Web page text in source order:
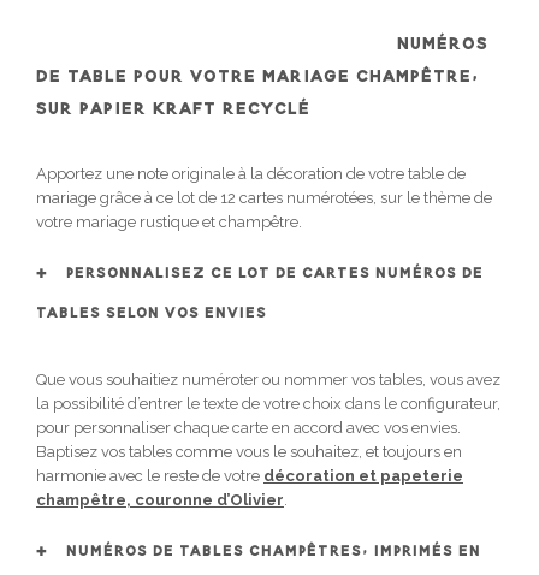
NUMÉROS
DE TABLE POUR VOTRE MARIAGE CHAMPÊTRE,
SUR PAPIER KRAFT RECYCLÉ
Apportez une note originale à la décoration de votre table de
mariage grâce à ce lot de 12 cartes numérotées, sur le thème de
votre mariage rustique et champêtre.
PERSONNALISEZ CE LOT DE CARTES NUMÉROS DE
TABLES SELON VOS ENVIES
Que vous souhaitiez numéroter ou nommer vos tables, vous avez
la possibilité d’entrer le texte de votre choix dans le configurateur,
pour personnaliser chaque carte en accord avec vos envies.
Baptisez vos tables comme vous le souhaitez, et toujours en
harmonie avec le reste de votre décoration et papeterie
champêtre, couronne d’Olivier
NUMÉROS DE TABLES CHAMPÊTRES, IMPRIMÉS EN